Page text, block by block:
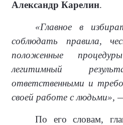
Александр Карелин.
«Главное в
соблюдать правила,
положенные
легитимный
ответственными и
своей работе с людьми»,
По его словам,